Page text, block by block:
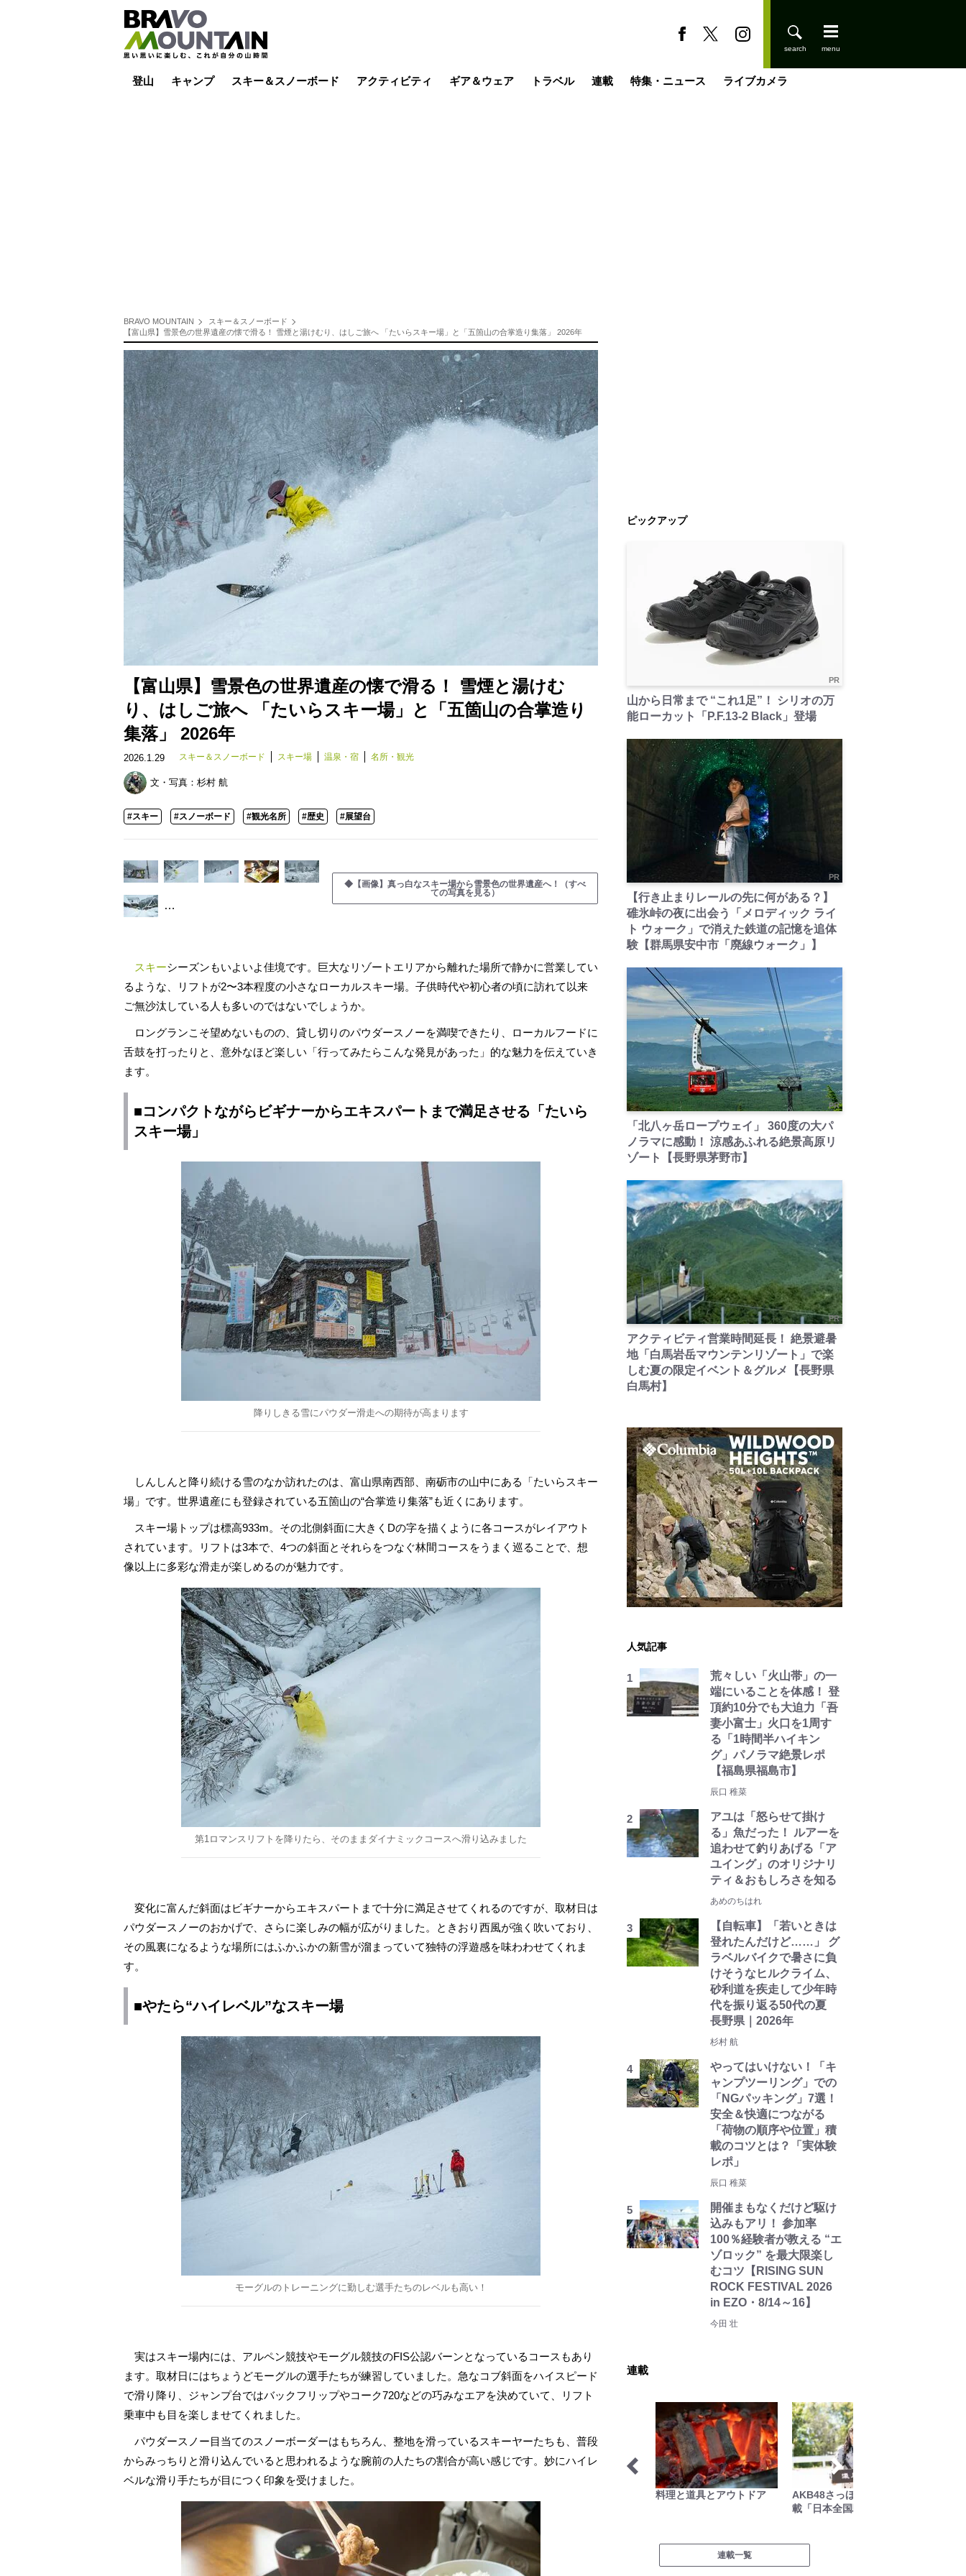
登山 キャンプ スキー＆スノーボード アクティビティ ギア＆ウェア トラベル 連載 特集・ニュース ライブカメラ
BRAVO MOUNTAIN
スキー＆スノーボード
【富山県】雪景色の世界遺産の懐で滑る！ 雪煙と湯けむり、はしご旅へ 「たいらスキー場」と「五箇山の合掌造り集落」 2026年
【富山県】雪景色の世界遺産の懐で滑る！ 雪煙と湯けむ
り、はしご旅へ 「たいらスキー場」と「五箇山の合掌造り
集落」 2026年
2026.1.29 スキー＆スノーボード スキー場 温泉・宿 名所・観光
文・写真： 杉村 航
#スキー #スノーボード #観光名所 #歴史 #展望台
…
◆【画像】真っ白なスキー場から雪景色の世界遺産へ！（すべ
ての写真を見る）
スキーシーズンもいよいよ佳境です。巨大なリゾートエリアから離れた場所で静かに営業してい
るような、リフトが2〜3本程度の小さなローカルスキー場。子供時代や初心者の頃に訪れて以来
ご無沙汰している人も多いのではないでしょうか。
ロングランこそ望めないものの、貸し切りのパウダースノーを満喫できたり、ローカルフードに
舌鼓を打ったりと、意外なほど楽しい「行ってみたらこんな発見があった」的な魅力を伝えていき
ます。
■コンパクトながらビギナーからエキスパートまで満足させる「たいら
スキー場」
降りしきる雪にパウダー滑走への期待が高まります
しんしんと降り続ける雪のなか訪れたのは、富山県南西部、南砺市の山中にある「たいらスキー
場」です。世界遺産にも登録されている五箇山の“合掌造り集落”も近くにあります。
スキー場トップは標高933m。その北側斜面に大きくDの字を描くように各コースがレイアウト
されています。リフトは3本で、4つの斜面とそれらをつなぐ林間コースをうまく巡ることで、想
像以上に多彩な滑走が楽しめるのが魅力です。
第1ロマンスリフトを降りたら、そのままダイナミックコースへ滑り込みました
変化に富んだ斜面はビギナーからエキスパートまで十分に満足させてくれるのですが、取材日は
パウダースノーのおかげで、さらに楽しみの幅が広がりました。ときおり西風が強く吹いており、
その風裏になるような場所にはふかふかの新雪が溜まっていて独特の浮遊感を味わわせてくれま
す。
■やたら“ハイレベル”なスキー場
モーグルのトレーニングに勤しむ選手たちのレベルも高い！
実はスキー場内には、アルペン競技やモーグル競技のFIS公認バーンとなっているコースもあり
ます。取材日にはちょうどモーグルの選手たちが練習していました。急なコブ斜面をハイスピード
で滑り降り、ジャンプ台ではバックフリップやコーク720などの巧みなエアを決めていて、リフト
乗車中も目を楽しませてくれました。
パウダースノー目当てのスノーボーダーはもちろん、整地を滑っているスキーヤーたちも、普段
からみっちりと滑り込んでいると思われるような腕前の人たちの割合が高い感じです。妙にハイレ
ベルな滑り手たちが目につく印象を受けました。
ピックアップ
PR
山から日常まで “これ1足”！ シリオの万
能ローカット「P.F.13-2 Black」登場
PR
【行き止まりレールの先に何がある？】
碓氷峠の夜に出会う「メロディック ライ
ト ウォーク」で消えた鉄道の記憶を追体
験【群馬県安中市「廃線ウォーク」】
PR
「北八ヶ岳ロープウェイ」 360度の大パ
ノラマに感動！ 涼感あふれる絶景高原リ
ゾート【長野県茅野市】
PR
アクティビティ営業時間延長！ 絶景避暑
地「白馬岩岳マウンテンリゾート」で楽
しむ夏の限定イベント＆グルメ【長野県
白馬村】
人気記事
荒々しい「火山帯」の一
端にいることを体感！ 登
頂約10分でも大迫力「吾
妻小富士」火口を1周す
る「1時間半ハイキン
グ」パノラマ絶景レポ
【福島県福島市】
辰口 稚菜
アユは「怒らせて掛け
る」魚だった！ ルアーを
追わせて釣りあげる「ア
ユイング」のオリジナリ
ティ＆おもしろさを知る
あめのちはれ
【自転車】「若いときは
登れたんだけど……」 グ
ラベルバイクで暑さに負
けそうなヒルクライム、
砂利道を疾走して少年時
代を振り返る50代の夏
長野県｜2026年
杉村 航
やってはいけない！「キ
ャンプツーリング」での
「NGパッキング」7選！
安全＆快適につながる
「荷物の順序や位置」積
載のコツとは？「実体験
レポ」
辰口 稚菜
開催まもなくだけど駆け
込みもアリ！ 参加率
100％経験者が教える “エ
ゾロック” を最大限楽し
むコツ【RISING SUN
ROCK FESTIVAL 2026
in EZO・8/14～16】
今田 壮
連載
料理と道具とアウトドア
AKB48さっほーの動画連
載「日本全国駅弁の旅」
連載一覧